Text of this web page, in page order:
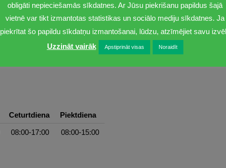
Ceturtdiena Piektdiena
08:00-17:00 08:00-15:00
obligāti nepieciešamās sīkdatnes. Ar Jūsu piekrišanu papildus šajā
vietnē var tikt izmantotas statistikas un sociālo mediju sīkdatnes. Ja
piekrītat šo papildu sīkdatņu izmantošanai, lūdzu, atzīmējiet savu
Uzzināt vairāk
Apstiprināt visas Noraidīt